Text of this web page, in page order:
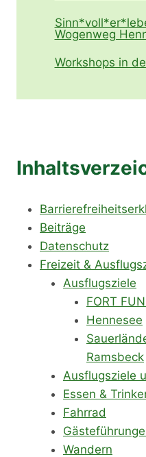
Wogenweg
Workshops in
Beiträge
Datenschutz
Freizeit &
Ausflugsziele
FORT
Hennesee
Ramsbeck
Ausflugsziele
Essen &
Fahrrad
Wandern